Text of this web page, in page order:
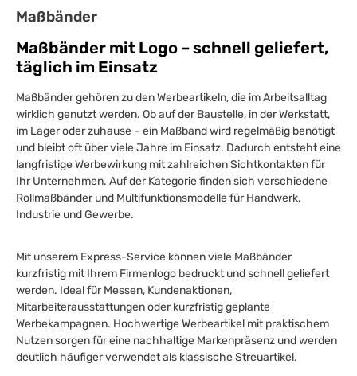
Maßbänder
Maßbänder mit Logo – schnell geliefert,
täglich im Einsatz
Maßbänder gehören zu den Werbeartikeln, die im Arbeitsalltag
wirklich genutzt werden. Ob auf der Baustelle, in der Werkstatt,
im Lager oder zuhause – ein Maßband wird regelmäßig benötigt
und bleibt oft über viele Jahre im Einsatz. Dadurch entsteht eine
langfristige Werbewirkung mit zahlreichen Sichtkontakten für
Ihr Unternehmen. Auf der Kategorie finden sich verschiedene
Rollmaßbänder und Multifunktionsmodelle für Handwerk,
Industrie und Gewerbe.
Mit unserem Express-Service können viele Maßbänder
kurzfristig mit Ihrem Firmenlogo bedruckt und schnell geliefert
werden. Ideal für Messen, Kundenaktionen,
Mitarbeiterausstattungen oder kurzfristig geplante
Werbekampagnen. Hochwertige Werbeartikel mit praktischem
Nutzen sorgen für eine nachhaltige Markenpräsenz und werden
deutlich häufiger verwendet als klassische Streuartikel.